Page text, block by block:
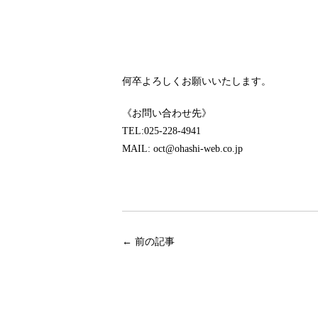
何卒よろしくお願いいたします。
《お問い合わせ先》
TEL:025-228-4941
MAIL: oct@ohashi-web.co.jp
← 前の記事